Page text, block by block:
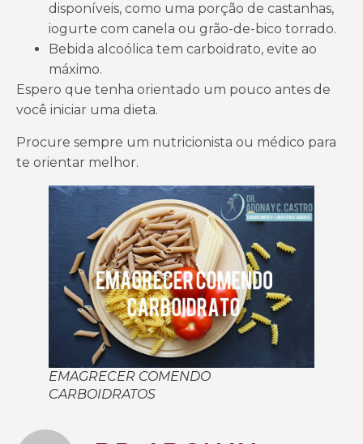
disponíveis, como uma porção de castanhas,
iogurte com canela ou grão-de-bico torrado.
Bebida alcoólica tem carboidrato, evite ao
máximo.
Espero que tenha orientado um pouco antes de
você iniciar uma dieta.
Procure sempre um nutricionista ou médico para
te orientar melhor.
EMAGRECER COMENDO
CARBOIDRATOS